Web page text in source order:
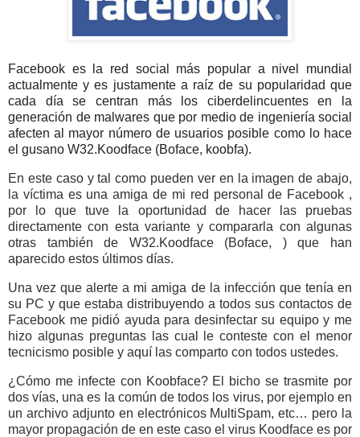
Facebook es la red social más popular a nivel mundial
actualmente y es justamente a raíz de su popularidad que
cada día se centran más los ciberdelincuentes en la
generación de malwares que por medio de ingeniería social
afecten al mayor número de usuarios posible como lo hace
el gusano W32.Koodface (Boface, koobfa).
En este caso y tal como pueden ver en la imagen de abajo,
la víctima es una amiga de mi red personal de Facebook ,
por lo que tuve la oportunidad de hacer las pruebas
directamente con esta variante y compararla con algunas
otras también de W32.Koodface (Boface, ) que han
aparecido estos últimos días.
Una vez que alerte a mi amiga de la infección que tenía en
su PC y que estaba distribuyendo a todos sus contactos de
Facebook me pidió ayuda para desinfectar su equipo y me
hizo algunas preguntas las cual le conteste con el menor
tecnicismo posible y aquí las comparto con todos ustedes.
¿Cómo me infecte con Koobface? El bicho se trasmite por
dos vías, una es la común de todos los virus, por ejemplo en
un archivo adjunto en electrónicos MultiSpam, etc… pero la
mayor propagación de en este caso el virus Koodface es por